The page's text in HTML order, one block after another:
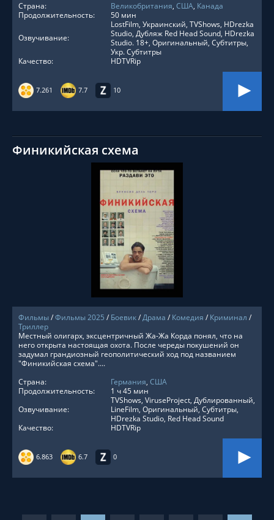
7.261 7.7 10
Страна:
Великобритания, США, Канада
Продолжительность:
50 мин
Озвучивание:
LostFilm, Украинский, TVShows, HDrezka
Studio, Дубляж Red Head Sound, HDrezka
Studio. 18+, Оригинальный, Субтитры,
Укр. Субтитры
Качество:
HDTVRip
Финикийская схема
СМОТРЕТЬ ОНЛАЙН
Фильмы/Фильмы 2025 / Боевик/Драма / Комедия / Криминал /
Триллер
6.863 6.7 0
Местный олигарх, эксцентричный Жа-Жа Корда понял, что на
него открыта настоящая охота. После череды покушений он
задумал грандиозный геополитический ход под названием
"Финикийская схема"....
Страна:
Германия, США
Продолжительность:
1 ч 45 мин
Озвучивание:
TVShows, ViruseProject, Дублированный,
LineFilm, Оригинальный, Субтитры,
HDrezka Studio, Red Head Sound
Качество:
HDTVRip